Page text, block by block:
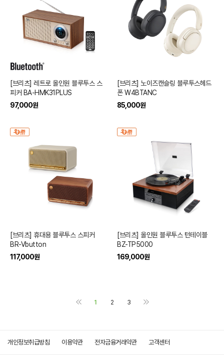
[브리츠] 레트로 올인원 블루투스 스
피커 BA-HMK31PLUS
97,000원
[브리츠] 노이즈캔슬링 블루투스헤드
폰 W4BTANC
85,000원
[브리츠] 휴대용 블루투스 스피커
BR-Vbutton
117,000원
[브리츠] 올인원 블루투스 턴테이블
BZ-TP5000
169,000원
1 2 3
개인정보취급방침 이용약관 전자금융거래약관 고객센터